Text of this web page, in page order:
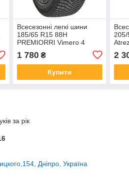
Всесезонні легкі шини
185/65 R15 88H
PREMIORRI Vimero 4
1 780₴
Купити
2
за рік
Дніпро, Україна